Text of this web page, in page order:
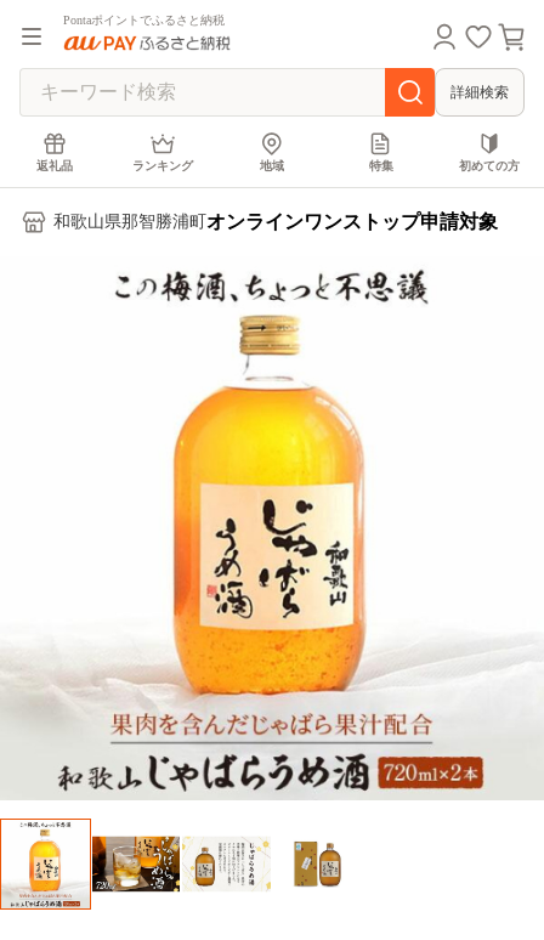
Pontaポイントでふるさと納税
詳細検索
返礼品 ランキング 地域 特集 初めての方
和歌山県那智勝浦町 オンラインワンストップ申請対象